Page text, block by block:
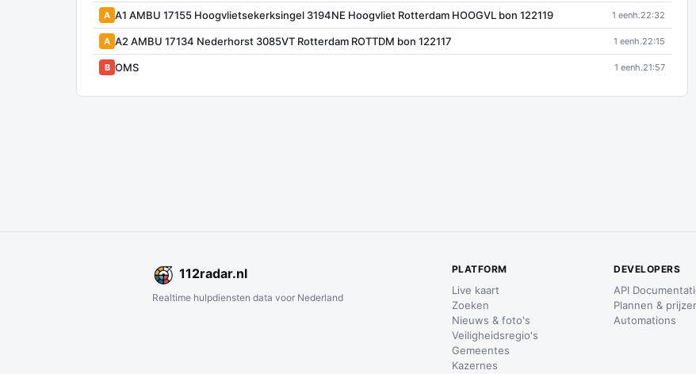
A A1 AMBU 17155 Hoogvlietsekerksingel 3194NE Hoogvliet Rotterdam HOOGVL bon 122119 1 eenh.22:32
A A2 AMBU 17134 Nederhorst 3085VT Rotterdam ROTTDM bon 122117 1 eenh.22:15
B OMS 1 eenh.21:57
112radar.nl
Realtime hulpdiensten data voor Nederland
PLATFORM
Live kaart
Zoeken
Nieuws & foto's
Veiligheidsregio's
Gemeentes
Kazernes
DEVELOPERS
API
Plannen &
Automations